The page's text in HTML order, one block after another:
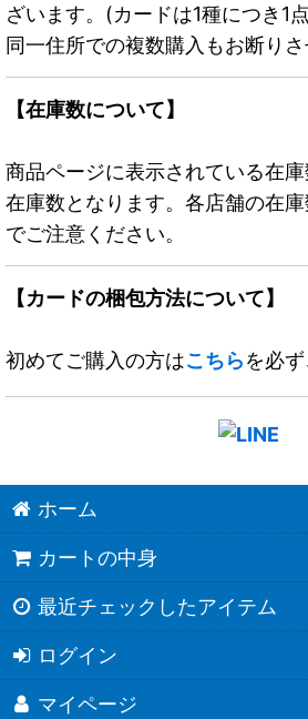
ざいます。(カードは1種につき1
同一住所での複数購入もお断りさ
【在庫数について】
商品ページに表示されている在
在庫数となります。各店舗の在
でご注意ください。
【カードの梱包方法について】
初めてご購入の方はこちらを必ず
ホーム
カートの中身
最近チェックしたアイテム
ログイン
マイページ